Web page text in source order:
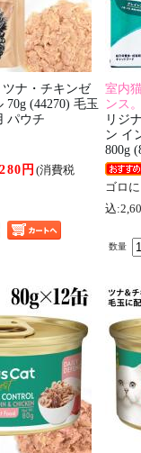
ナ・チキンゼ
70g (44270) 毛玉
パウチ
280円 (消費税
室内
ンス。
リジ
ン イ
800g
ゴロ
込
数量